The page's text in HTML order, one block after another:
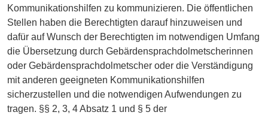
Kommunikationshilfen zu kommunizieren. Die öffentlichen
Stellen haben die Berechtigten darauf hinzuweisen und
dafür auf Wunsch der Berechtigten im notwendigen Umfang
die Übersetzung durch Gebärdensprachdolmetscherinnen
oder Gebärdensprachdolmetscher oder die Verständigung
mit anderen geeigneten Kommunikationshilfen
sicherzustellen und die notwendigen Aufwendungen zu
tragen. §§ 2, 3, 4 Absatz 1 und § 5 der